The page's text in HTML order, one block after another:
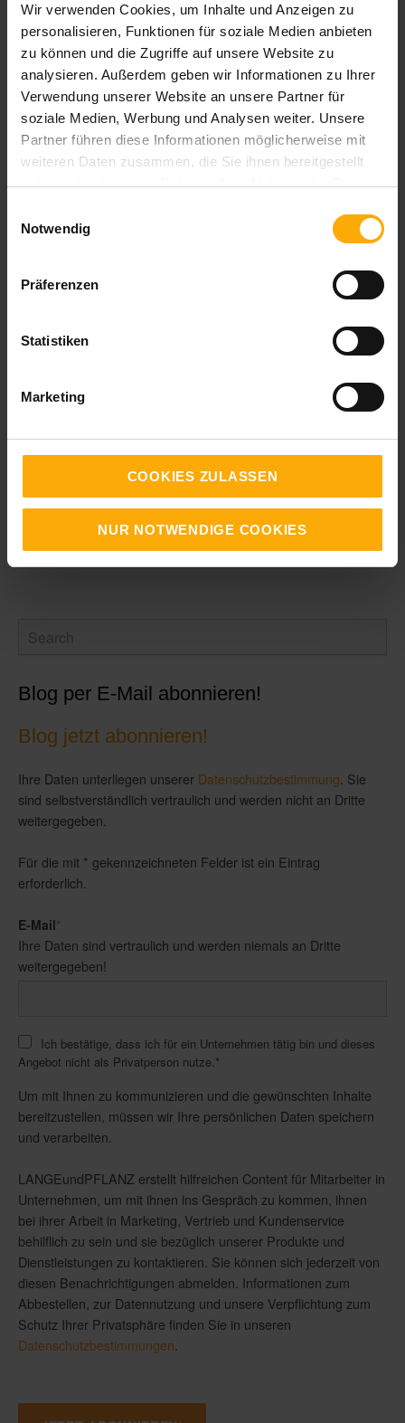
Wir verwenden Cookies, um Inhalte und Anzeigen zu
personalisieren, Funktionen für soziale Medien anbieten
zu können und die Zugriffe auf unsere Website zu
analysieren. Außerdem geben wir Informationen zu Ihrer
Verwendung unserer Website an unsere Partner für
soziale Medien, Werbung und Analysen weiter. Unsere
Partner führen diese Informationen möglicherweise mit
weiteren Daten zusammen, die Sie ihnen bereitgestellt
haben oder die sie im Rahmen Ihrer Nutzung der Dienste
Notwendig
Präferenzen
Statistiken
Marketing
COOKIES ZULASSEN
NUR NOTWENDIGE COOKIES
kontaktieren. Sie können sich jederzeit von
diesen Benachrichtigungen abmelden.
Informationen zum Abbestellen sowie unsere
Datenschutzpraktiken und unsere
Verpflichtung zum Schutz Ihrer Privatsphäre
finden Sie in unseren
Datenschutzbestimmungen .
Mit diesem Blog informieren wir Sie über Neuigkeiten in den
Bereichen Inbound Marketing, Content Marketing und Online
Marketing. Außerdem erhalten Sie Tipps und Anregungen für
Ihre eigene Arbeit im Online Marketing.
Verbesserungen der All-in-one Marketingplattform HubSpot
Blog per E-Mail abonnieren!
Blog jetzt abonnieren!
Ihre Daten unterliegen unserer Datenschutzbestimmung. Sie
sind selbstverständlich vertraulich und werden nicht an Dritte
weitergegeben.
Für die mit * gekennzeichneten Felder ist ein Eintrag
erforderlich.
E-Mail*
Ihre Daten sind vertraulich und werden niemals an Dritte
weitergegeben!
Ich bestätige, dass ich für ein Unternehmen tätig bin und dieses
Angebot nicht als Privatperson nutze.*
Um mit Ihnen zu kommunizieren und die gewünschten Inhalte
bereitzustellen, müssen wir Ihre persönlichen Daten speichern
und verarbeiten.
LANGEundPFLANZ erstellt hilfreichen Content für Mitarbeiter in
Unternehmen, um mit ihnen ins Gespräch zu kommen, ihnen
bei ihrer Arbeit in Marketing, Vertrieb und Kundenservice
behilflich zu sein und sie bezüglich unserer Produkte und
Dienstleistungen zu kontaktieren. Sie können sich jederzeit von
diesen Benachrichtigungen abmelden. Informationen zum
Abbestellen, zur Datennutzung und unsere Verpflichtung zum
Schutz Ihrer Privatsphäre finden Sie in unseren
Datenschutzbestimmungen.